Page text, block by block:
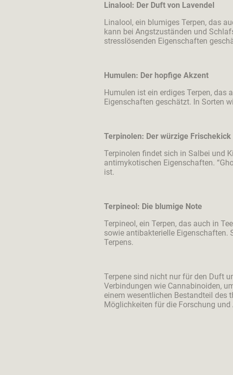
Linalool: Der Duft von Lavendel
Linalool, ein blumiges Terpen, das
kann bei Angstzuständen und
stresslösenden Eigenschaften
Humulen: Der hopfige Akzent
Humulen ist ein erdiges Terpen,
Eigenschaften geschätzt. In Sorten
Terpinolen: Der würzige Frischekick
Terpinolen findet sich in Salbei und
antimykotischen Eigenschaften.
ist.
Terpineol: Die blumige Note
Terpineol, ein Terpen, das auch in
sowie antibakterielle Eigenschaften.
Terpens.
Terpene sind nicht nur für den Duft
Verbindungen wie Cannabinoiden,
einem wesentlichen Bestandteil des
Möglichkeiten für die Forschung